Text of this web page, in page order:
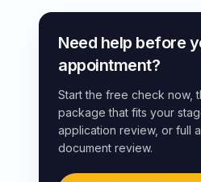
Need help before
appointment?
Start the free check now,
package that fits your
application review, or full
document review.